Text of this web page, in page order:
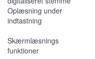
Oplæsning under
indtastning
Skærmlæsnings
funktioner